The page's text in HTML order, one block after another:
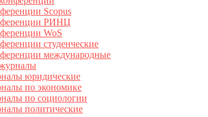
Scopus
РИНЦ
WoS
студенческие
международные
юридические
по экономике
по социологии
политические